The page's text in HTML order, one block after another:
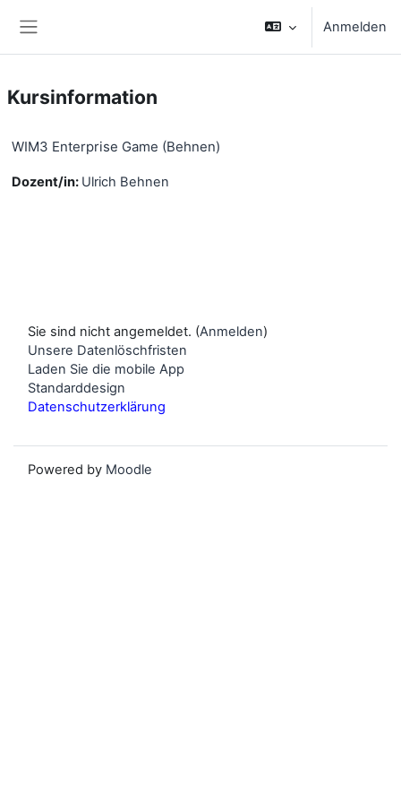
Anmelden
Kursinformation
WIM3 Enterprise Game (Behnen)
Dozent/in: Ulrich Behnen
Sie sind nicht angemeldet. (Anmelden)
Unsere Datenlöschfristen
Laden Sie die mobile App
Standarddesign
Datenschutzerklärung
Powered by Moodle